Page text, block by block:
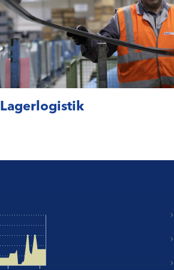
Lagerlogistik